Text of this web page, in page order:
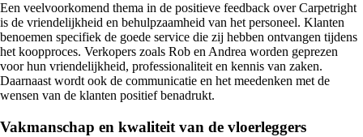
Een veelvoorkomend thema in de positieve feedback over Carpetright
is de vriendelijkheid en behulpzaamheid van het personeel. Klanten
benoemen specifiek de goede service die zij hebben ontvangen tijdens
het koopproces. Verkopers zoals Rob en Andrea worden geprezen
voor hun vriendelijkheid, professionaliteit en kennis van zaken.
Daarnaast wordt ook de communicatie en het meedenken met de
wensen van de klanten positief benadrukt.
Vakmanschap en kwaliteit van de vloerleggers